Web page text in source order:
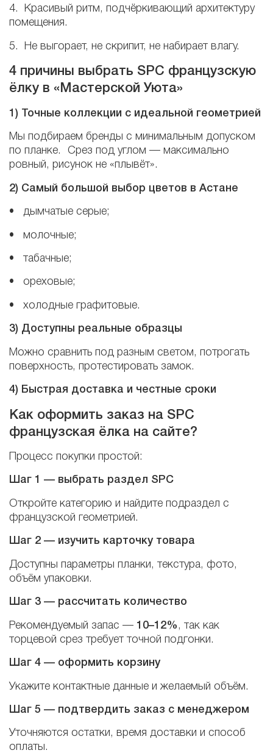
4. Красивый ритм, подчёркивающий архитектуру
помещения.
5. Не выгорает, не скрипит, не набирает влагу.
4 причины выбрать SPC французскую
ёлку в «Мастерской Уюта»
1) Точные коллекции с идеальной геометрией
Мы подбираем бренды с минимальным допуском
по планке. Срез под углом — максимально
ровный, рисунок не «плывёт».
2) Самый большой выбор цветов в Астане
• дымчатые серые;
• молочные;
• табачные;
• ореховые;
• холодные графитовые.
3) Доступны реальные образцы
Можно сравнить под разным светом, потрогать
поверхность, протестировать замок.
4) Быстрая доставка и честные сроки
Как оформить заказ на SPC
французская ёлка на сайте?
Процесс покупки простой:
Шаг 1 — выбрать раздел SPC
Откройте категорию и найдите подраздел с
французской геометрией.
Шаг 2 — изучить карточку товара
Доступны параметры планки, текстура, фото,
объём упаковки.
Шаг 3 — рассчитать количество
Рекомендуемый запас — 10–12%, так как
торцевой срез требует точной подгонки.
Шаг 4 — оформить корзину
Укажите контактные данные и желаемый объём.
Шаг 5 — подтвердить заказ с менеджером
Уточняются остатки, время доставки и способ
оплаты.